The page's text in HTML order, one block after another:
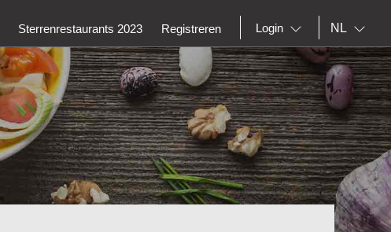
Sterrenrestaurants 2023 Registreren Login NL